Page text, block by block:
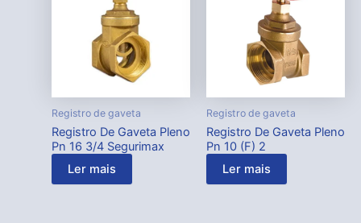
Registro de gaveta
Registro De Gaveta Pleno
Pn 16 3/4 Segurimax
Ler mais
Registro de gaveta
Registro De Gaveta Pleno
Pn 10 (F) 2
Ler mais